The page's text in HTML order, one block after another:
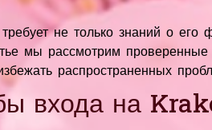
не только знаний о его
мы рассмотрим
распространенных
входа на